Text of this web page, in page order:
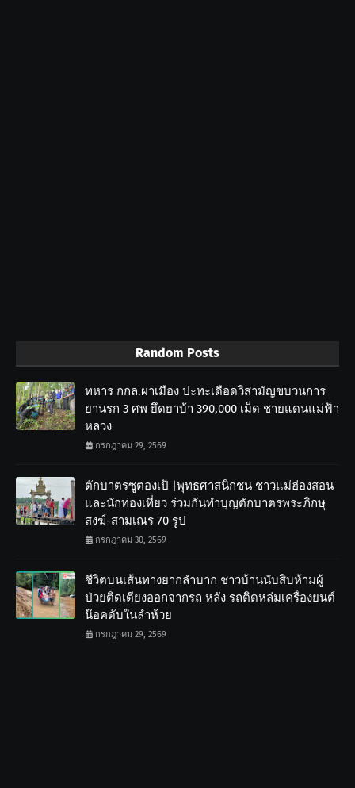
Random Posts
ทหาร กกล.ผาเมือง ปะทะเดือดวิสามัญขบวนการ
ยานรก 3 ศพ ยึดยาบ้า 390,000 เม็ด ชายแดนแม่ฟ้า
หลวง
กรกฎาคม 29, 2569
ตักบาตรซูตองเป้ |พุทธศาสนิกชน ชาวแม่ฮ่องสอน
และนักท่องเที่ยว ร่วมกันทำบุญตักบาตรพระภิกษุ
สงฆ์-สามเณร 70 รูป
กรกฎาคม 30, 2569
ชีวิตบนเส้นทางยากลำบาก ชาวบ้านนับสิบห้ามผู้
ป่วยติดเตียงออกจากรถ หลัง รถติดหล่มเครื่องยนต์
น๊อคดับในลำห้วย
กรกฎาคม 29, 2569